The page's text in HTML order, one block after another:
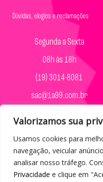
Valorizamos sua
Usamos cookies para
navegação, veicular
analisar nosso tráfego.
Privacidade e clique em
Dúvidas, elogios e reclamações
Segunda a Sexta
08h às 18h
(19) 3014-8081
sac@1a99.com.br
Formas de pagamento